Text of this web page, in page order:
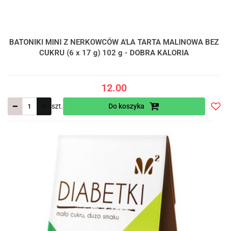
BATONIKI MINI Z NERKOWCÓW A'LA TARTA MALINOWA BEZ
CUKRU (6 x 17 g) 102 g - DOBRA KALORIA
12.00
szt. Do koszyka